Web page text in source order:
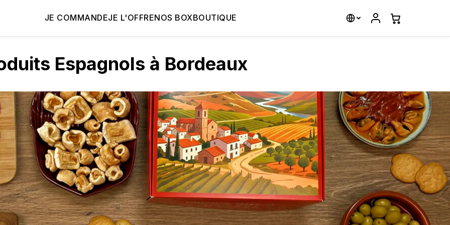
JE COMMANDEJE L'OFFRENOS BOXBOUTIQUE
Espagnols à Bordeaux